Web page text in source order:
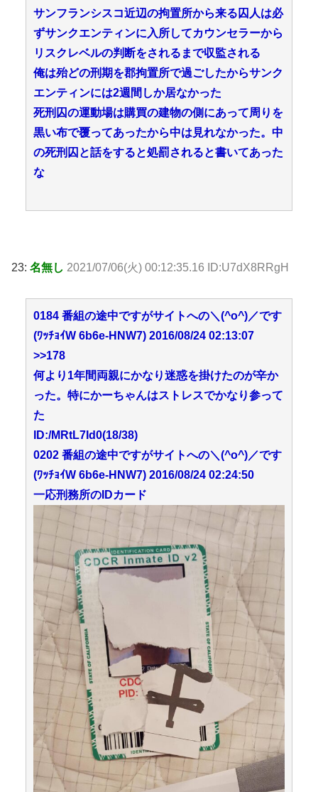
サンフランシスコ近辺の拘置所から来る囚人は必
ずサンクエンティンに入所してカウンセラーから
リスクレベルの判断をされるまで収監される
俺は殆どの刑期を郡拘置所で過ごしたからサンク
エンティンには2週間しか居なかった
死刑囚の運動場は購買の建物の側にあって周りを
黒い布で覆ってあったから中は見れなかった。中
の死刑囚と話をすると処罰されると書いてあった
な
23: 名無し 2021/07/06(火) 00:12:35.16 ID:U7dX8RRgH
0184 番組の途中ですがサイトへの＼(^o^)／です
(ﾜｯﾁｮｲW 6b6e-HNW7) 2016/08/24 02:13:07
>>178
何より1年間両親にかなり迷惑を掛けたのが辛か
った。特にかーちゃんはストレスでかなり参って
た
ID:/MRtL7Id0(18/38)
0202 番組の途中ですがサイトへの＼(^o^)／です
(ﾜｯﾁｮｲW 6b6e-HNW7) 2016/08/24 02:24:50
一応刑務所のIDカード